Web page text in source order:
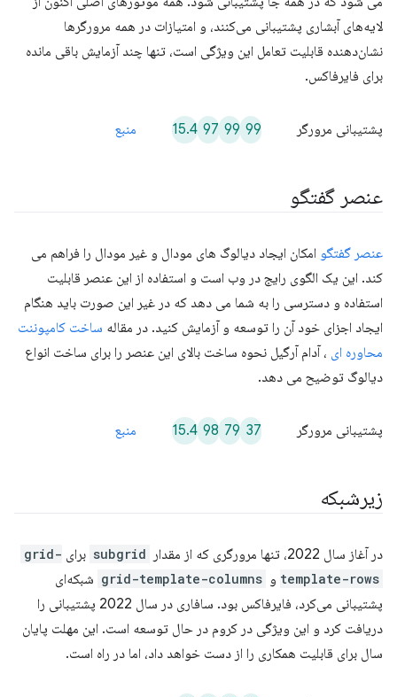
لایه‌های آبشاری پشتیبانی می‌کنند، و امتیازات در همه مرورگرها
نشان‌دهنده قابلیت تعامل این ویژگی است، تنها چند آزمایش باقی مانده
برای فایرفاکس.
پشتیبانی مرورگر 99
99
97
15.4 منبع
عنصر گفتگو
عنصر گفتگو امکان ایجاد دیالوگ های مودال و غیر مودال را فراهم می
کند. این یک الگوی رایج در وب است و استفاده از این عنصر قابلیت
استفاده و دسترسی را به شما می دهد که در غیر این صورت باید هنگام
ایجاد اجزای خود آن را توسعه و آزمایش کنید. در مقاله ساخت کامپوننت
محاوره ای ، آدام آرگیل نحوه ساخت بالای این عنصر را برای ساخت انواع
دیالوگ توضیح می دهد.
پشتیبانی مرورگر 37
79
98
15.4 منبع
زیرشبکه
در آغاز سال 2022، تنها مرورگری که از مقدار subgrid برای grid-
template-rows و grid-template-columns شبکه‌ای
پشتیبانی می‌کرد، فایرفاکس بود. سافاری در سال 2022 پشتیبانی را
دریافت کرد و این ویژگی در کروم در حال توسعه است. این مهلت پایان
سال برای قابلیت همکاری را از دست خواهد داد، اما در راه است.